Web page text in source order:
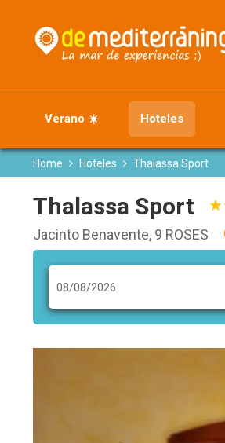
Verano ☀️ Hoteles
Home Hoteles Thalassa Sport
Thalassa Sport
Jacinto Benavente, 9 ROSES